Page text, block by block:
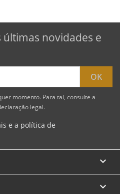
novidades e
momento. Para tal, consulte a
legal.
e a política de

